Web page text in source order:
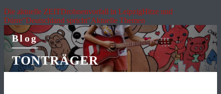
Die aktuelle ZEITDrohnenvorfall in LeipzigHitze und
Dürre"Deutschland spricht"Aktuelle Themen
Blog
TONTRÄGER